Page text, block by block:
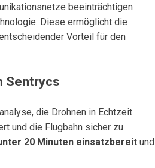
beeinträchtigen
Diese ermöglicht die
Vorteil für den
Sentrycs
die Drohnen in Echtzeit
und die Flugbahn sicher zu
20 Minuten einsatzbereit und